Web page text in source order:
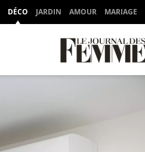
DÉCO JARDIN AMOUR MARIAGE